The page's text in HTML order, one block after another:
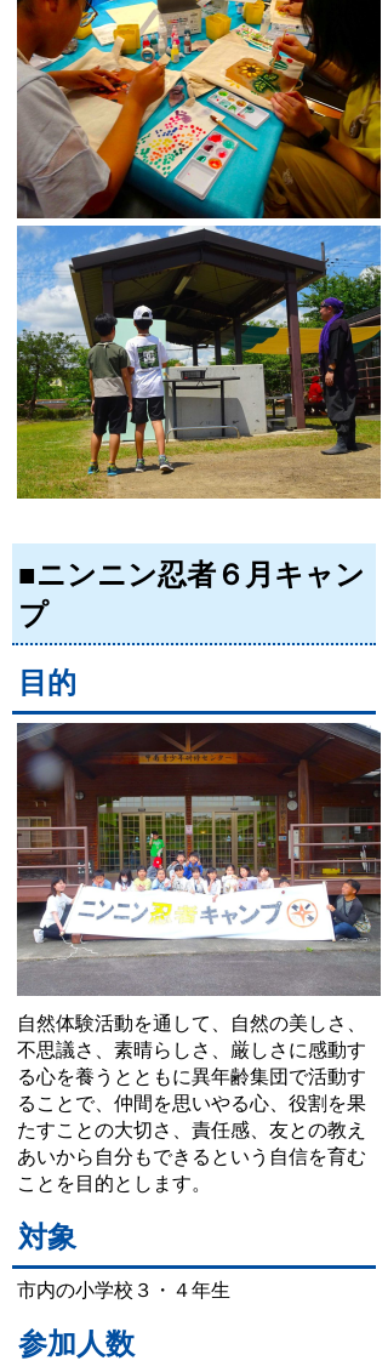
■ニンニン忍者６月キャン
プ
目的
自然体験活動を通して、自然の美しさ、
不思議さ、素晴らしさ、厳しさに感動す
る心を養うとともに異年齢集団で活動す
ることで、仲間を思いやる心、役割を果
たすことの大切さ、責任感、友との教え
あいから自分もできるという自信を育む
ことを目的とします。
対象
市内の小学校３・４年生
参加人数